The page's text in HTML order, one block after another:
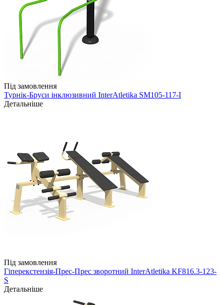
Під замовлення
Турнік-Бруси інклюзивний InterAtletika SM105-117-I
Детальніше
Під замовлення
Гіперекстензія-Прес-Прес зворотний InterAtletika KF816.3-123-
S
Детальніше